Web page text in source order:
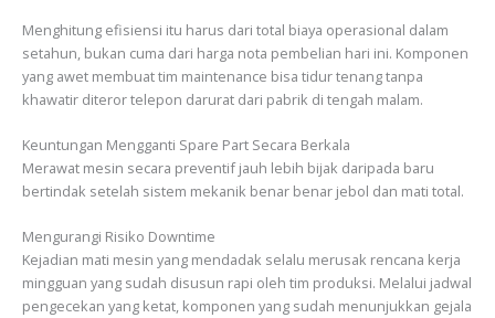
Menghitung efisiensi itu harus dari total biaya operasional dalam
setahun, bukan cuma dari harga nota pembelian hari ini. Komponen
yang awet membuat tim maintenance bisa tidur tenang tanpa
khawatir diteror telepon darurat dari pabrik di tengah malam.
Keuntungan Mengganti Spare Part Secara Berkala
Merawat mesin secara preventif jauh lebih bijak daripada baru
bertindak setelah sistem mekanik benar benar jebol dan mati total.
Mengurangi Risiko Downtime
Kejadian mati mesin yang mendadak selalu merusak rencana kerja
mingguan yang sudah disusun rapi oleh tim produksi. Melalui jadwal
pengecekan yang ketat, komponen yang sudah menunjukkan gejala